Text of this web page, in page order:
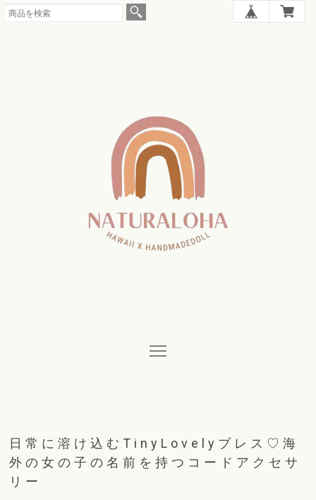
日常に溶け込むTinyLovelyブレス♡海
外の女の子の名前を持つコードアクセサ
リー